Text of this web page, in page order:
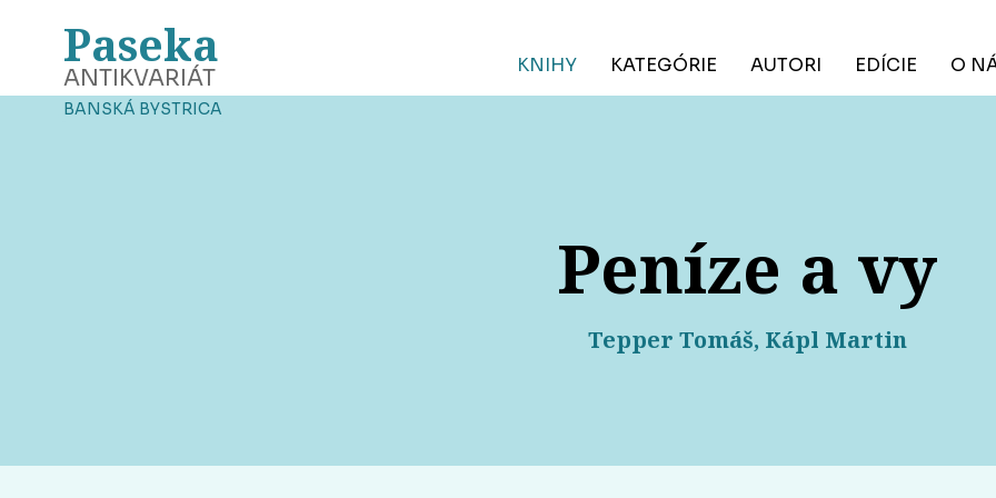
Paseka
ANTIKVARIÁT
BANSKÁ BYSTRICA
KNIHY KATEGÓRIE AUTORI EDÍCIE O
Peníze a vy
Tepper Tomáš, Kápl Martin